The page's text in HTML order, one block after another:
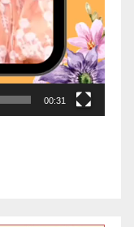
00:31